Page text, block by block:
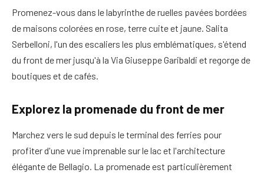
Promenez-vous dans le labyrinthe de ruelles pavées bordées
de maisons colorées en rose, terre cuite et jaune. Salita
Serbelloni, l'un des escaliers les plus emblématiques, s'étend
du front de mer jusqu'à la Via Giuseppe Garibaldi et regorge de
boutiques et de cafés.
Explorez la promenade du front de mer
Marchez vers le sud depuis le terminal des ferries pour
profiter d'une vue imprenable sur le lac et l'architecture
élégante de Bellagio. La promenade est particulièrement